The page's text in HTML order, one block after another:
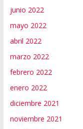
junio 2022
mayo 2022
abril 2022
marzo 2022
febrero 2022
enero 2022
diciembre 2021
noviembre 2021